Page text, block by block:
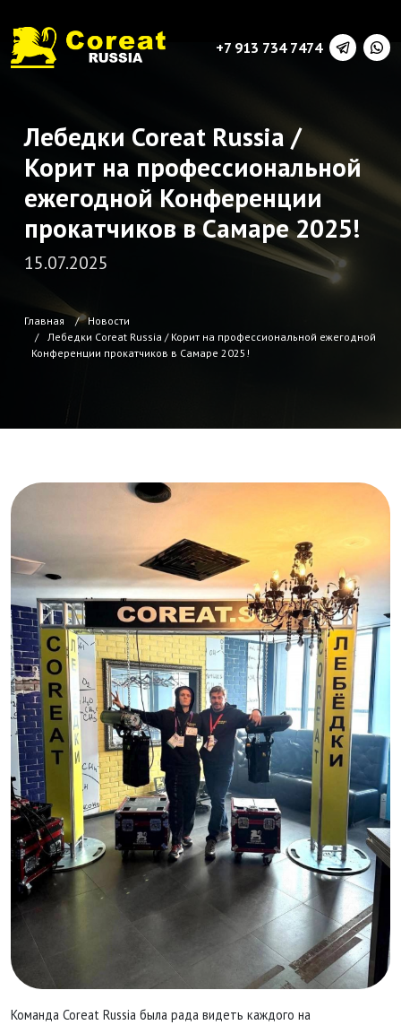
+7 913 734 7474
Лебедки Coreat Russia /
Корит на профессиональной
ежегодной Конференции
прокатчиков в Самаре 2025!
15.07.2025
Главная
Новости
Лебедки Coreat Russia / Корит на профессиональной ежегодной
Конференции прокатчиков в Самаре 2025!
Команда Coreat Russia была рада видеть каждого на